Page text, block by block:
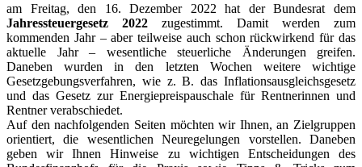
am Freitag, den 16. Dezember 2022 hat der Bundesrat dem
Jahressteuergesetz 2022 zugestimmt. Damit werden zum
kommenden Jahr – aber teilweise auch schon rückwirkend für das
aktuelle Jahr – wesentliche steuerliche Änderungen greifen.
Daneben wurden in den letzten Wochen weitere wichtige
Gesetzgebungsverfahren, wie z. B. das Inflationsausgleichsgesetz
und das Gesetz zur Energiepreispauschale für Rentnerinnen und
Rentner verabschiedet.
Auf den nachfolgenden Seiten möchten wir Ihnen, an Zielgruppen
orientiert, die wesentlichen Neuregelungen vorstellen. Daneben
geben wir Ihnen Hinweise zu wichtigen Entscheidungen des